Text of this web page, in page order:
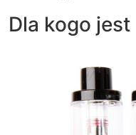
Dla kogo